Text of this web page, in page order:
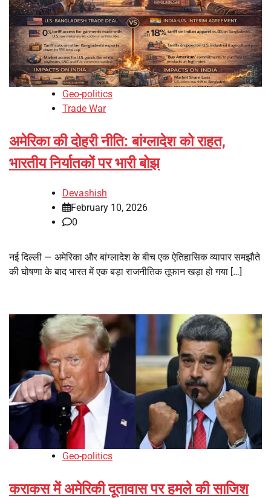
Geo-politics
Trade War
अमेरिका की दोहरी नीति: बांग्लादेश को राहत,
भारतीय निर्यातकों पर भारी बोझ
Devashish
February 10, 2026
0
नई दिल्ली — अमेरिका और बांग्लादेश के बीच एक ऐतिहासिक व्यापार समझौते
की घोषणा के बाद भारत में एक बड़ा राजनीतिक तूफान खड़ा हो गया […]
Geo-politics
कराकस में अमेरिकी दूतावास पर हमले की साजिश